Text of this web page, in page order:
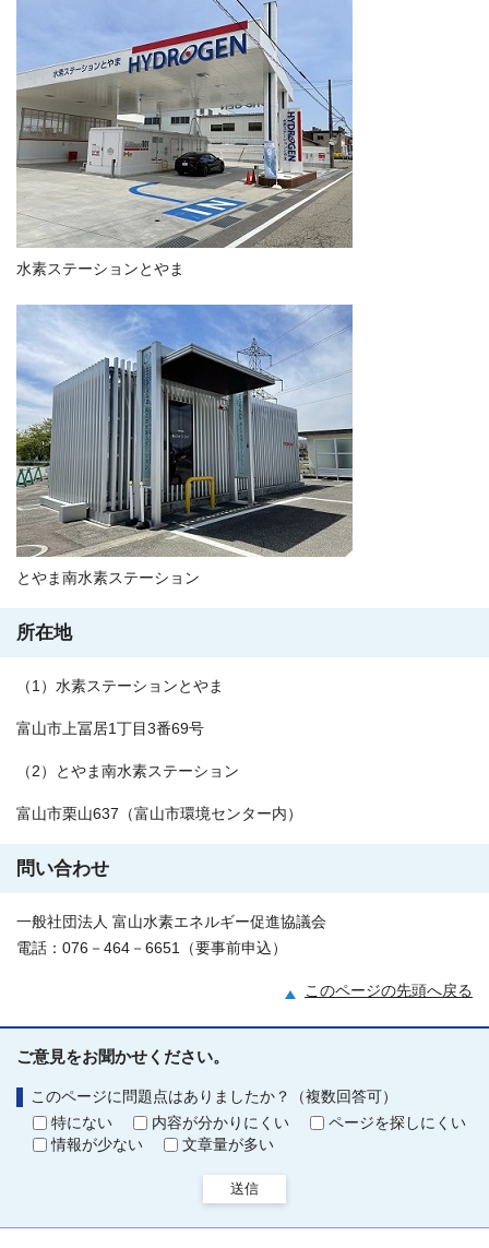
水素ステーションとやま
とやま南水素ステーション
所在地
（1）水素ステーションとやま
富山市上冨居1丁目3番69号
（2）とやま南水素ステーション
富山市栗山637（富山市環境センター内）
問い合わせ
一般社団法人 富山水素エネルギー促進協議会
電話：076－464－6651（要事前申込）
このページの先頭へ戻る
ご意見をお聞かせください。
このページに問題点はありましたか？（複数回答可）
特にない
内容が分かりにくい
ページを探しにくい
情報が少ない
文章量が多い
送信